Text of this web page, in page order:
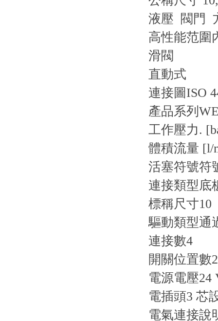
液壓 閥門
高性能范圍
滑閥
直動式
連接圖ISO
產品系列
工作壓力.
體積流量 [l/
活塞符號符
連接類型底
標稱尺寸10
驅動類型通
連接數4
開關位置數2
電源電壓24
電插頭3 芯
電氣連接說